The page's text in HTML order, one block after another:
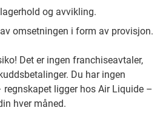
og avvikling.
omsetningen i form av provisjon.
Det er ingen franchiseavtaler,
Du har ingen
ligger hos Air Liquide –
hver måned.